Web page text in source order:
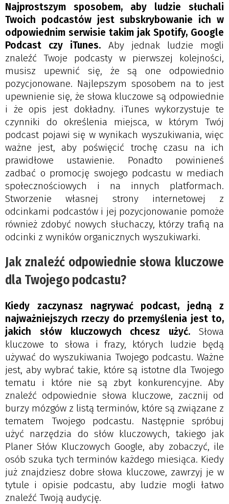
Najprostszym sposobem, aby ludzie słuchali
Twoich podcastów jest subskrybowanie ich w
odpowiednim serwisie takim jak Spotify, Google
Podcast czy iTunes. Aby jednak ludzie mogli
znaleźć Twoje podcasty w pierwszej kolejności,
musisz upewnić się, że są one odpowiednio
pozycjonowane. Najlepszym sposobem na to jest
upewnienie się, że słowa kluczowe są odpowiednie
i że opis jest dokładny. iTunes wykorzystuje te
czynniki do określenia miejsca, w którym Twój
podcast pojawi się w wynikach wyszukiwania, więc
ważne jest, aby poświęcić trochę czasu na ich
prawidłowe ustawienie. Ponadto powinieneś
zadbać o promocję swojego podcastu w mediach
społecznościowych i na innych platformach.
Stworzenie własnej strony internetowej z
odcinkami podcastów i jej pozycjonowanie pomoże
również zdobyć nowych słuchaczy, którzy trafią na
odcinki z wyników organicznych wyszukiwarki.
Jak znaleźć odpowiednie słowa kluczowe
dla Twojego podcastu?
Kiedy zaczynasz nagrywać podcast, jedną z
najważniejszych rzeczy do przemyślenia jest to,
jakich słów kluczowych chcesz użyć. Słowa
kluczowe to słowa i frazy, których ludzie będą
używać do wyszukiwania Twojego podcastu. Ważne
jest, aby wybrać takie, które są istotne dla Twojego
tematu i które nie są zbyt konkurencyjne. Aby
znaleźć odpowiednie słowa kluczowe, zacznij od
burzy mózgów z listą terminów, które są związane z
tematem Twojego podcastu. Następnie spróbuj
użyć narzędzia do słów kluczowych, takiego jak
Planer Słów Kluczowych Google, aby zobaczyć, ile
osób szuka tych terminów każdego miesiąca. Kiedy
już znajdziesz dobre słowa kluczowe, zawrzyj je w
tytule i opisie podcastu, aby ludzie mogli łatwo
znaleźć Twoją audycję.